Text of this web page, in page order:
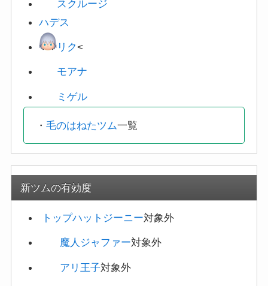
スクルージ
ハデス
モアナ
ミゲル
・ 毛のはねたツム一覧
新ツムの有効度
トップハットジーニー対象外
魔人ジャファー対象外
アリ王子対象外